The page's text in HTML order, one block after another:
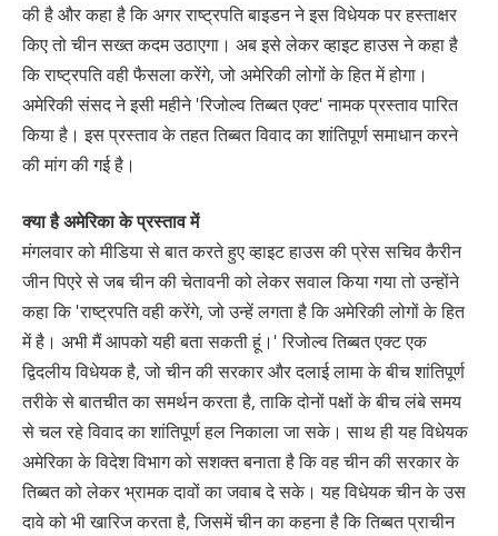
की है और कहा है कि अगर राष्ट्रपति बाइडन ने इस विधेयक पर हस्ताक्षर
किए तो चीन सख्त कदम उठाएगा। अब इसे लेकर व्हाइट हाउस ने कहा है
कि राष्ट्रपति वही फैसला करेंगे, जो अमेरिकी लोगों के हित में होगा।
अमेरिकी संसद ने इसी महीने 'रिजोल्व तिब्बत एक्ट' नामक प्रस्ताव पारित
किया है। इस प्रस्ताव के तहत तिब्बत विवाद का शांतिपूर्ण समाधान करने
की मांग की गई है।
क्या है अमेरिका के प्रस्ताव में
मंगलवार को मीडिया से बात करते हुए व्हाइट हाउस की प्रेस सचिव कैरीन
जीन पिएरे से जब चीन की चेतावनी को लेकर सवाल किया गया तो उन्होंने
कहा कि 'राष्ट्रपति वही करेंगे, जो उन्हें लगता है कि अमेरिकी लोगों के हित
में है। अभी मैं आपको यही बता सकती हूं।' रिजोल्व तिब्बत एक्ट एक
द्विदलीय विधेयक है, जो चीन की सरकार और दलाई लामा के बीच शांतिपूर्ण
तरीके से बातचीत का समर्थन करता है, ताकि दोनों पक्षों के बीच लंबे समय
से चल रहे विवाद का शांतिपूर्ण हल निकाला जा सके। साथ ही यह विधेयक
अमेरिका के विदेश विभाग को सशक्त बनाता है कि वह चीन की सरकार के
तिब्बत को लेकर भ्रामक दावों का जवाब दे सके। यह विधेयक चीन के उस
दावे को भी खारिज करता है, जिसमें चीन का कहना है कि तिब्बत प्राचीन